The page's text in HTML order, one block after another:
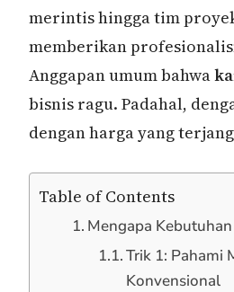
merintis hingga tim
memberikan
Anggapan umum bahwa
bisnis ragu. Padahal,
dengan harga yang
Table of Contents
Mengapa
Trik 1: Pahami
Konvensional